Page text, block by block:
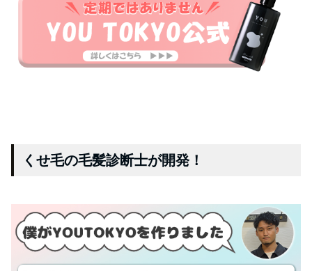
くせ毛の毛髪診断士が開発！